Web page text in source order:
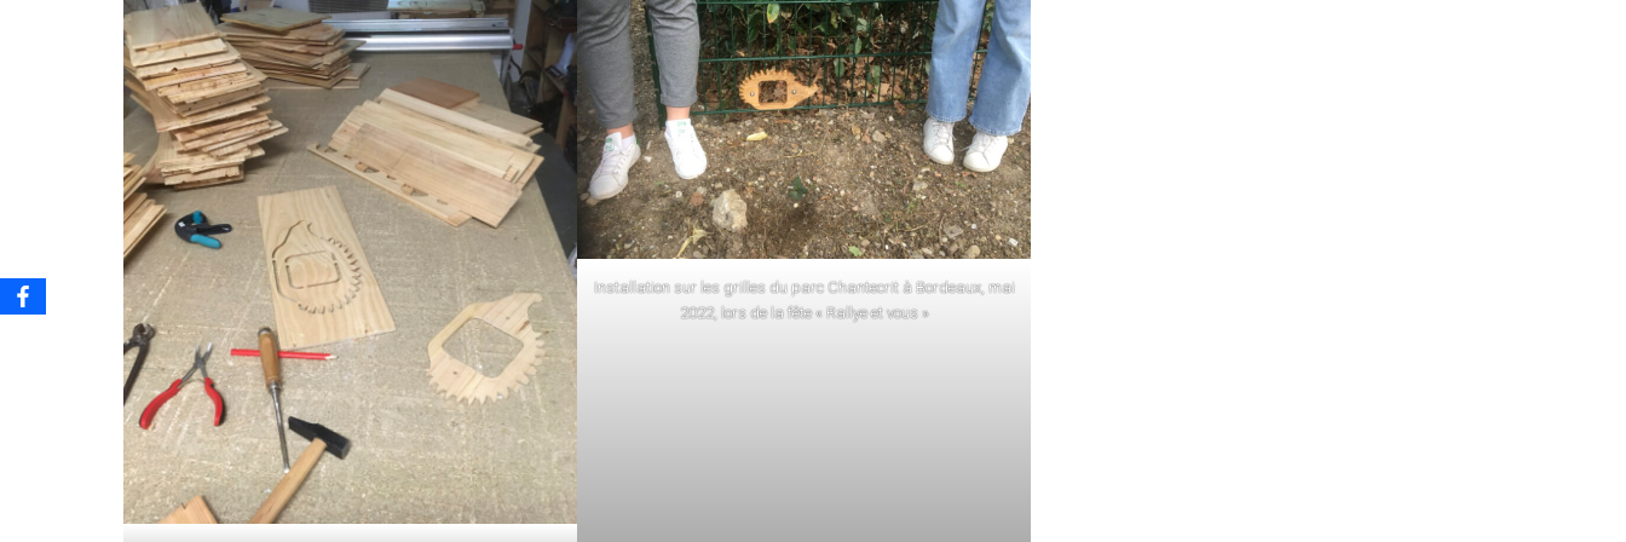
Installation sur les grilles du parc Chantecrit à Bordeaux, mai
2022, lors de la fête « Rallye et vous »